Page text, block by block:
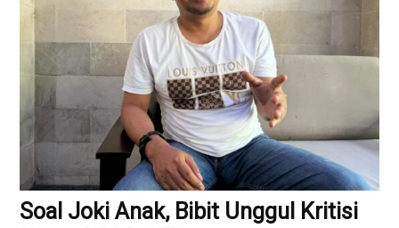
Soal Joki Anak, Bibit Unggul Kritisi